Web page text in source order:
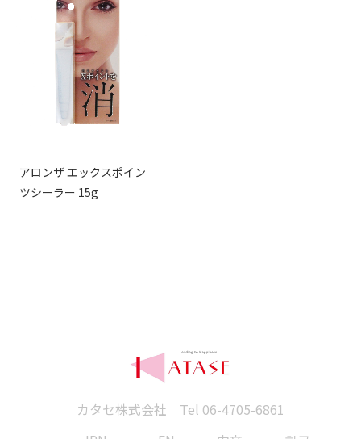
アロンザ エックスポイン
ツシーラー 15g
カタセ株式会社 Tel 06-4705-6861